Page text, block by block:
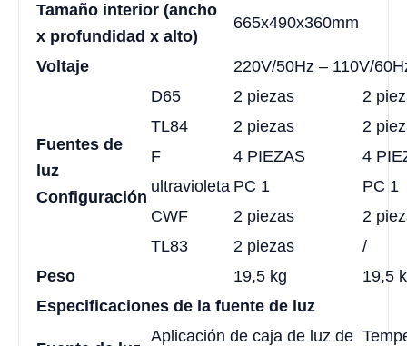
Tamaño interior (ancho
x profundidad x alto)
665x490x360mm
Voltaje 220V/50Hz – 110V/
Fuentes de
luz
Configuración
D65 2 piezas
2
TL84
2 piezas
2
F
4 PIEZAS
4
ultravioleta PC 1
PC 1
CWF
2 piezas
2
TL83
2 piezas
/
Peso
19,5 kg
19,5
Especificaciones de la fuente de luz
Aplicación de caja de luz de